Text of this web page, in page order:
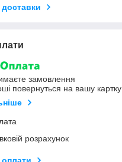
замовлення
повернуться на вашу картку
розрахунок